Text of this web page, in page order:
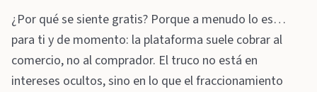
¿Por qué se siente gratis? Porque a menudo lo es…
para ti y de momento: la plataforma suele cobrar al
comercio, no al comprador. El truco no está en
intereses ocultos, sino en lo que el fraccionamiento